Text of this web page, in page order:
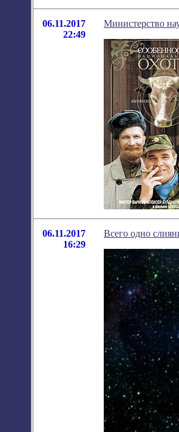
06.11.2017
22:49
Министерство
06.11.2017
16:29
Всего одно